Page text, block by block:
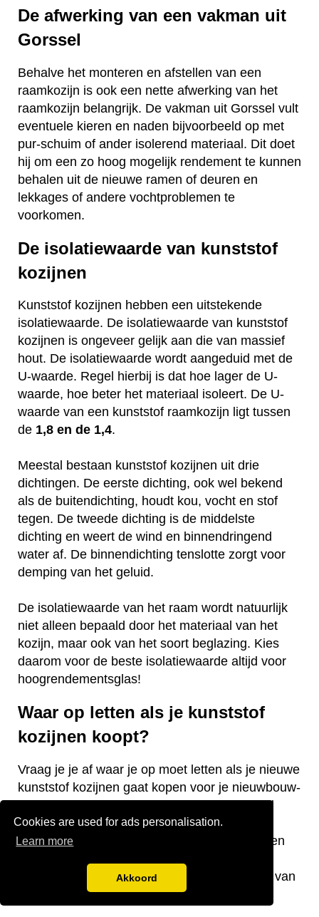
Cookies are used for ads personalisation.
Learn more
Akkoord
De afwerking van een vakman uit
Gorssel
Behalve het monteren en afstellen van een
raamkozijn is ook een nette afwerking van het
raamkozijn belangrijk. De vakman uit Gorssel vult
eventuele kieren en naden bijvoorbeeld op met
pur-schuim of ander isolerend materiaal. Dit doet
hij om een zo hoog mogelijk rendement te kunnen
behalen uit de nieuwe ramen of deuren en
lekkages of andere vochtproblemen te
voorkomen.
De isolatiewaarde van kunststof
kozijnen
Kunststof kozijnen hebben een uitstekende
isolatiewaarde. De isolatiewaarde van kunststof
kozijnen is ongeveer gelijk aan die van massief
hout. De isolatiewaarde wordt aangeduid met de
U-waarde. Regel hierbij is dat hoe lager de U-
waarde, hoe beter het materiaal isoleert. De U-
waarde van een kunststof raamkozijn ligt tussen
de 1,8 en de 1,4.
Meestal bestaan kunststof kozijnen uit drie
dichtingen. De eerste dichting, ook wel bekend
als de buitendichting, houdt kou, vocht en stof
tegen. De tweede dichting is de middelste
dichting en weert de wind en binnendringend
water af. De binnendichting tenslotte zorgt voor
demping van het geluid.
De isolatiewaarde van het raam wordt natuurlijk
niet alleen bepaald door het materiaal van het
kozijn, maar ook van het soort beglazing. Kies
daarom voor de beste isolatiewaarde altijd voor
hoogrendementsglas!
Waar op letten als je kunststof
kozijnen koopt?
Vraag je je af waar je op moet letten als je nieuwe
kunststof kozijnen gaat kopen voor je nieuwbouw-
of bestaande woning? Wij hebben een aantal
nuttige tips voor je! De keurmerken van de
kozijnen, welke isolatiewaarde je nodig hebt en
belangrijke aandachtspunten bij de aanschaf van
kunststof kozijnen.